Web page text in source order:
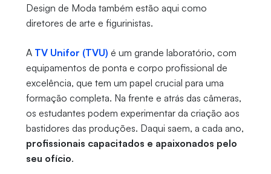
Design de Moda também estão aqui como
diretores de arte e figurinistas.
A TV Unifor (TVU) é um grande laboratório, com
equipamentos de ponta e corpo profissional de
excelência, que tem um papel crucial para uma
formação completa. Na frente e atrás das câmeras,
os estudantes podem experimentar da criação aos
bastidores das produções. Daqui saem, a cada ano,
profissionais capacitados e apaixonados pelo
seu ofício.